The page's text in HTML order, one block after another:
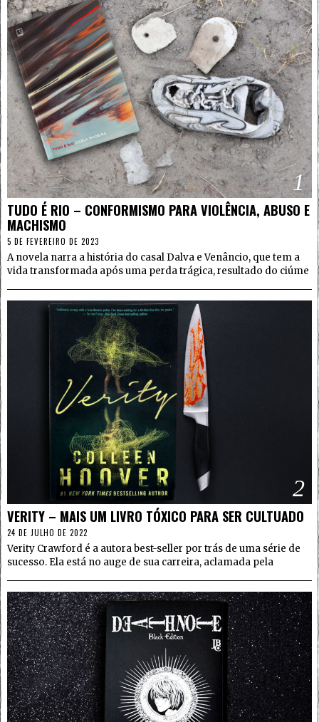
1
TUDO É RIO – CONFORMISMO PARA VIOLÊNCIA, ABUSO E
MACHISMO
5 DE FEVEREIRO DE 2023
A novela narra a história do casal Dalva e Venâncio, que tem a
vida transformada após uma perda trágica, resultado do ciúme
2
VERITY – MAIS UM LIVRO TÓXICO PARA SER CULTUADO
24 DE JULHO DE 2022
Verity Crawford é a autora best-seller por trás de uma série de
sucesso. Ela está no auge de sua carreira, aclamada pela